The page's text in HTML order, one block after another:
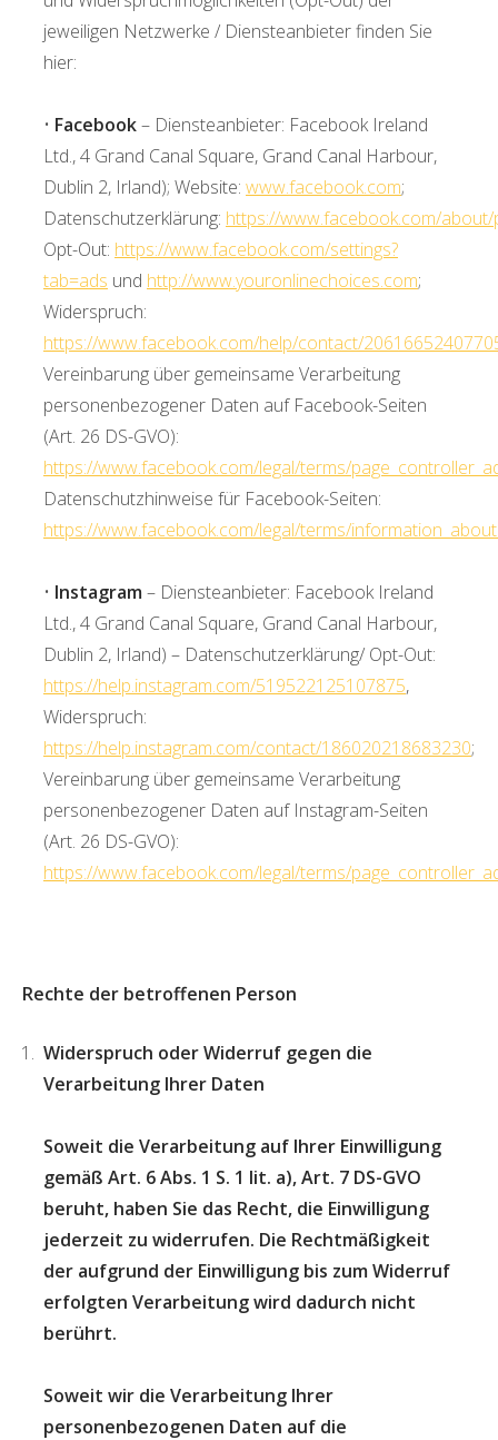
jeweiligen Netzwerke / Diensteanbieter finden Sie
hier:
• Facebook– Diensteanbieter: Facebook Ireland
Ltd., 4 Grand Canal Square, Grand Canal Harbour,
Dublin 2, Irland); Website: www.facebook.com;
Datenschutzerklärung: https://www.facebook.com/about/
Opt-Out: https://www.facebook.com/settings?
tab=ads und http://www.youronlinechoices.com;
Widerspruch:
https://www.facebook.com/help/contact/
Vereinbarung über gemeinsame Verarbeitung
personenbezogener Daten auf Facebook-Seiten
(Art. 26 DS-GVO):
https://www.facebook.com/legal/terms/
Datenschutzhinweise für Facebook-Seiten:
https://www.facebook.com/legal/terms/
• Instagram– Diensteanbieter: Facebook Ireland
Ltd., 4 Grand Canal Square, Grand Canal Harbour,
Dublin 2, Irland) – Datenschutzerklärung/ Opt-Out:
https://help.instagram.com/519522125107875,
Widerspruch:
https://help.instagram.com/contact/186020218683230;
Vereinbarung über gemeinsame Verarbeitung
personenbezogener Daten auf Instagram-Seiten
(Art. 26 DS-GVO):
https://www.facebook.com/legal/terms/
Rechte der betroffenen Person
Widerspruch oder Widerruf gegen die
Verarbeitung Ihrer Daten
Soweit die Verarbeitung auf Ihrer Einwilligung
gemäß Art. 6 Abs. 1 S. 1 lit. a), Art. 7 DS-GVO
beruht, haben Sie das Recht, die Einwilligung
jederzeit zu widerrufen. Die Rechtmäßigkeit
der aufgrund der Einwilligung bis zum Widerruf
erfolgten Verarbeitung wird dadurch nicht
berührt.
Soweit wir die Verarbeitung Ihrer
personenbezogenen Daten auf die